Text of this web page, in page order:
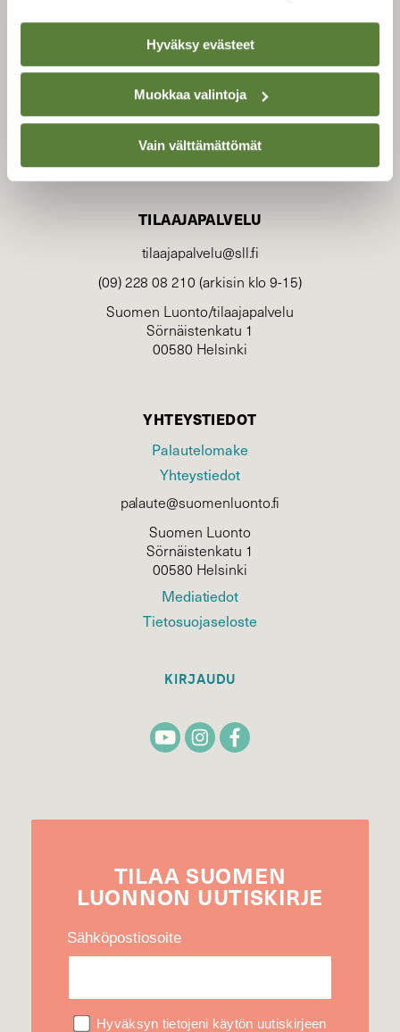
Hyväksy evästeet
Muokkaa valintoja
Vain välttämättömät
TILAAJAPALVELU
tilaajapalvelu@sll.fi
(09) 228 08 210 (arkisin klo 9-15)
Suomen Luonto/tilaajapalvelu
Sörnäistenkatu 1
00580 Helsinki
YHTEYSTIEDOT
Palautelomake
Yhteystiedot
palaute@suomenluonto.fi
Suomen Luonto
Sörnäistenkatu 1
00580 Helsinki
Mediatiedot
Tietosuojaseloste
KIRJAUDU
TILAA SUOMEN
LUONNON UUTIS­KIRJE
Sähköpostiosoite
Hyväksyn tietojeni käytön uutiskirjeen